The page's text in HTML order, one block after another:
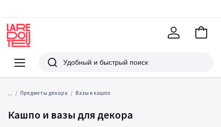
Меню
Redoute
Поиск
В
... Предметы декора Вазы и кашпо
Кашпо и вазы для декора